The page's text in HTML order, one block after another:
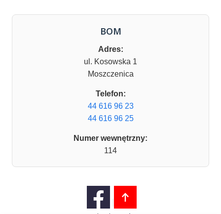
BOM
Adres:
ul. Kosowska 1
Moszczenica
Telefon:
44 616 96 23
44 616 96 25
Numer wewnętrzny:
114